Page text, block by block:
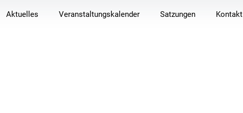
Aktuelles Veranstaltungskalender Satzungen Kontakt